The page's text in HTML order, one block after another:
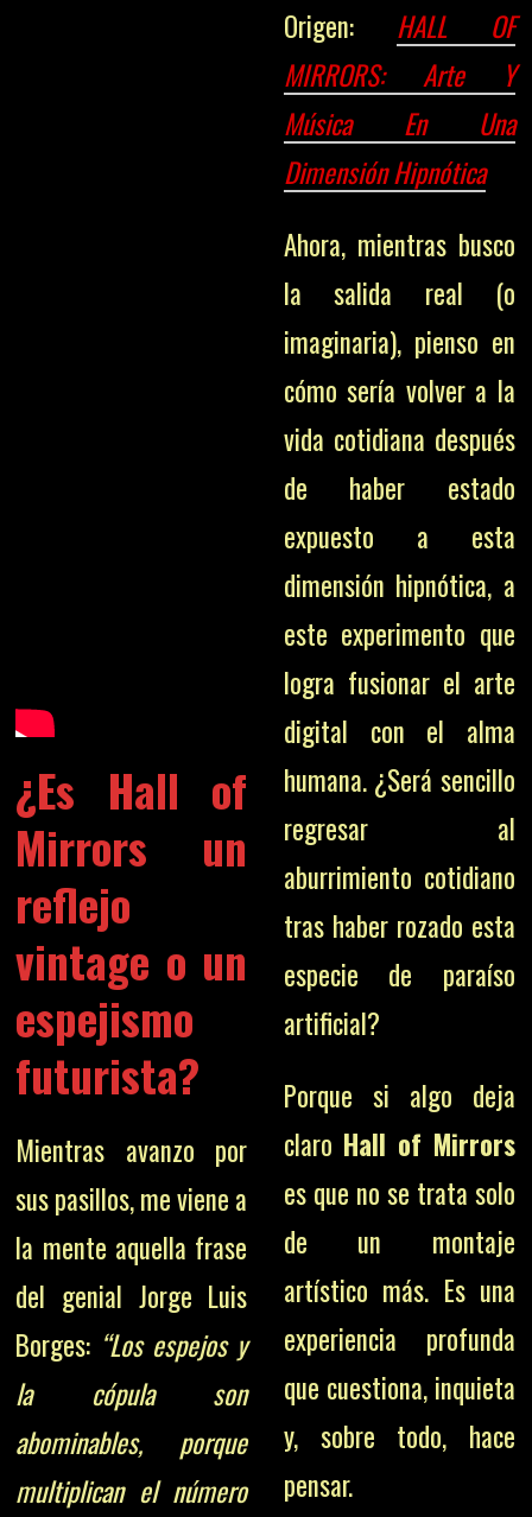
¿Es Hall of
Mirrors un
reflejo
vintage o un
espejismo
futurista?
Mientras avanzo por
sus pasillos, me viene a
la mente aquella frase
del genial Jorge Luis
Borges: “Los espejos y
la cópula son
abominables, porque
multiplican el número
Origen: HALL OF
MIRRORS: Arte Y
Música En Una
Dimensión Hipnótica
Ahora, mientras busco
la salida real (o
imaginaria), pienso en
cómo sería volver a la
vida cotidiana después
de haber estado
expuesto a esta
dimensión hipnótica, a
este experimento que
logra fusionar el arte
digital con el alma
humana. ¿Será sencillo
regresar al
aburrimiento cotidiano
tras haber rozado esta
especie de paraíso
artificial?
Porque si algo deja
claro Hall of Mirrors
es que no se trata solo
de un montaje
artístico más. Es una
experiencia profunda
que cuestiona, inquieta
y, sobre todo, hace
pensar.